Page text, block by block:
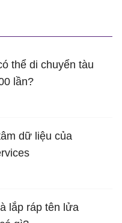
thể di chuyển tàu
lần?
dữ liệu của
lắp ráp tên lửa